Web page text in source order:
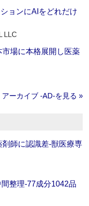
ョンにAIをどれだけ
LLC
場に本格展開し医薬
ーカイブ ‐AD‐を見る »
剤師に認識差‐獣医療専
整理‐77成分1042品